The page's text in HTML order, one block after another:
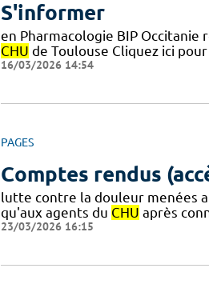
S'informer
en Pharmacologie BIP
CHU de Toulouse Cliquez ici
16/03/2026 14:54
PAGES
Comptes rendus
lutte contre la douleur menées
qu'aux agents du CHU après
23/03/2026 16:15